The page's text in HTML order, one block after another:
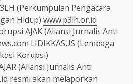
(Perkumpulan Pengacara
Hidup) www.p3lh.or.id
AJAK (Aliansi Jurnalis Anti
LIDIKKASUS (Lembaga
Korupsi)
(Aliansi Jurnalis Anti
resmi akan melaporkan